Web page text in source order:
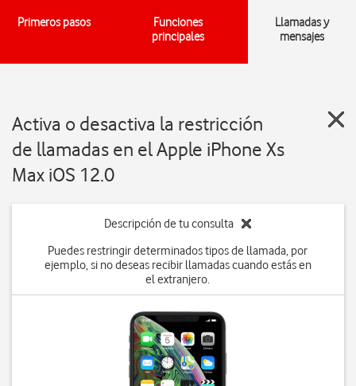
Primeros pasos
Funciones
principales
Llamadas y
mensajes
Activa o desactiva la restricción
de llamadas en el Apple iPhone Xs
Max iOS 12.0
Descripción de tu consulta
Puedes restringir determinados tipos de llamada, por
ejemplo, si no deseas recibir llamadas cuando estás en
el extranjero.